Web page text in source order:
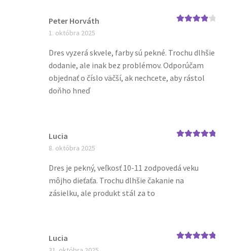
Peter Horváth
1. októbra 2025
Dres vyzerá skvele, farby sú pekné. Trochu dlhšie
dodanie, ale inak bez problémov. Odporúčam
objednať o číslo väčší, ak nechcete, aby rástol
doňho hneď
Lucia
8. októbra 2025
Dres je pekný, veľkosť 10-11 zodpovedá veku
môjho dieťaťa. Trochu dlhšie čakanie na
zásielku, ale produkt stál za to
Lucia